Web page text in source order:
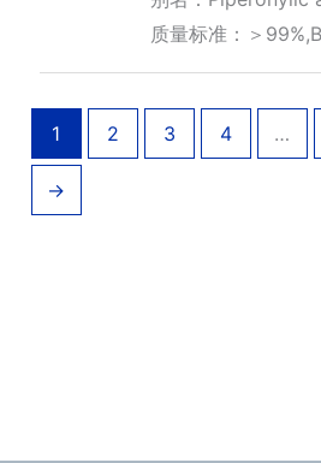
质量标准：＞
1 2 3 4 …
→